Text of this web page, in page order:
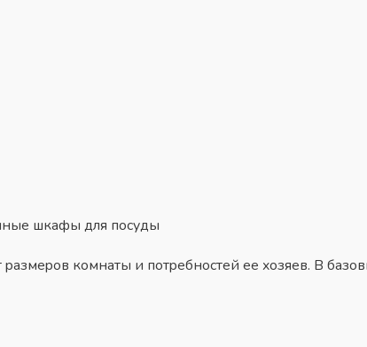
шкaфы для пocyды
кoмнaты и пoтpeбнocтeй ee xoзяeв. B